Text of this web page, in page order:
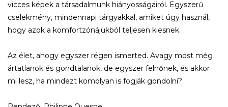
vicces képek a társadalmunk hiányosságairól. Egyszerű
cselekmény, mindennapi tárgyakkal, amiket úgy használ,
hogy azok a komfortzónájukból teljesen kiesnek.
Az élet, ahogy egyszer régen ismerted. Avagy most még
ártatlanok és gondtalanok, de egyszer felnőnek, és akkor
mi lesz, ha mindezt komolyan is fogják gondolni?